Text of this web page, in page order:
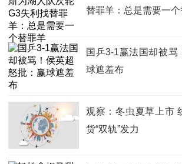
替罪羊：总是需要一
国乒3-1赢法国却被骂
球遮羞布
观察：冬虫夏草上市
货“双轨”发力